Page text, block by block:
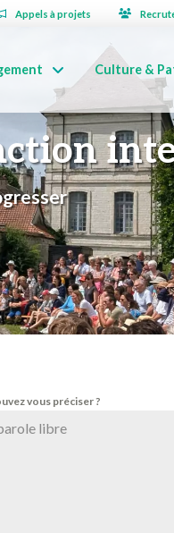
Appels à projets
Culture &
vous préciser ?